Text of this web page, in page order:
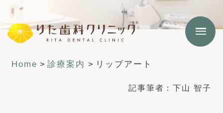
Home >診療案内 > リップアート
記事筆者：下山 智子